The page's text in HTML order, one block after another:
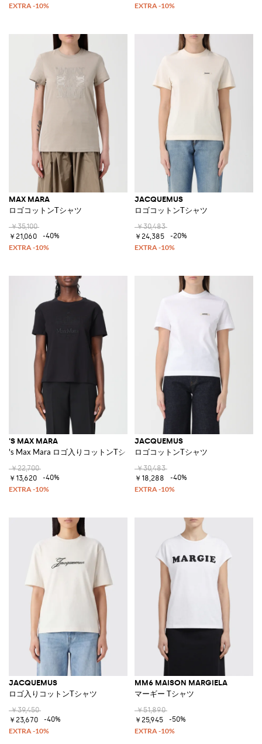
MAX MARA
ロゴコットンTシャツ
￥35,100
￥21,060
-40%
JACQUEMUS
ロゴコットンTシャツ
￥30,483
￥24,385
-20%
'S MAX MARA
's Max Mara ロゴ入りコットンTシャツ
￥22,700
￥13,620
-40%
JACQUEMUS
ロゴコットンTシャツ
￥30,483
￥18,288
-40%
JACQUEMUS
ロゴ入りコットンTシャツ
￥39,450
￥23,670
-40%
MM6 MAISON MARGIELA
マーギー Tシャツ
￥51,890
￥25,945
-50%